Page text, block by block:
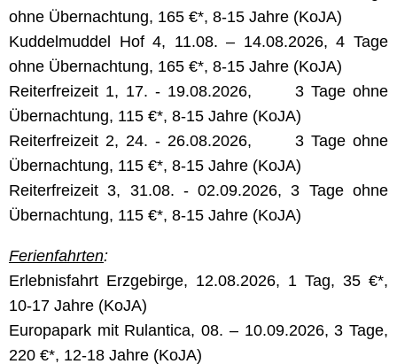
ohne Übernachtung, 165 €*, 8-15 Jahre (KoJA)
Kuddelmuddel Hof 4, 11.08. – 14.08.2026, 4 Tage
ohne Übernachtung, 165 €*, 8-15 Jahre (KoJA)
Reiterfreizeit 1, 17. - 19.08.2026, 3 Tage ohne
Übernachtung, 115 €*, 8-15 Jahre (KoJA)
Reiterfreizeit 2, 24. - 26.08.2026, 3 Tage ohne
Übernachtung, 115 €*, 8-15 Jahre (KoJA)
Reiterfreizeit 3, 31.08. - 02.09.2026, 3 Tage ohne
Übernachtung, 115 €*, 8-15 Jahre (KoJA)
Ferienfahrten:
Erlebnisfahrt Erzgebirge, 12.08.2026, 1 Tag, 35 €*,
10-17 Jahre (KoJA)
Europapark mit Rulantica, 08. – 10.09.2026, 3 Tage,
220 €*, 12-18 Jahre (KoJA)